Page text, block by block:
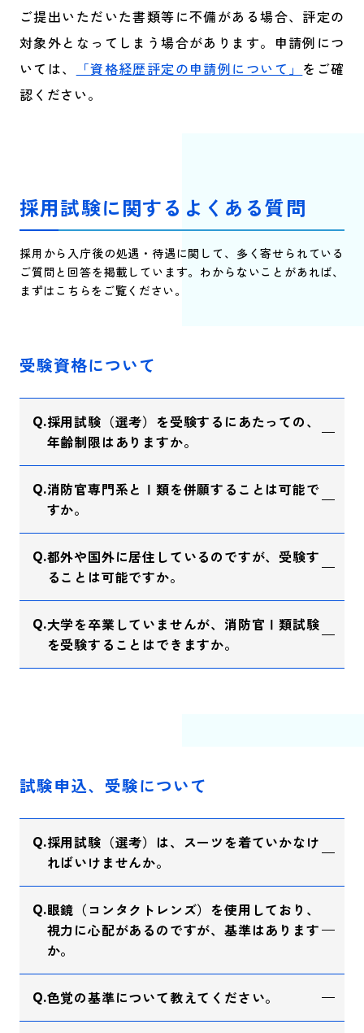
ご提出いただいた書類等に不備がある場合、評定の
対象外となってしまう場合があります。申請例につ
いては、
「資格経歴評定の申請例について」 をご確
認ください。
採用試験に関するよくある質問
採用から入庁後の処遇・待遇に関して、多く寄せられている
ご質問と回答を掲載しています。わからないことがあれば、
まずはこちらをご覧ください。
受験資格について
採用試験（選考）を受験するにあたっての、
年齢制限はありますか。
消防官専門系とⅠ類を併願することは可能で
すか。
都外や国外に居住しているのですが、受験す
ることは可能ですか。
大学を卒業していませんが、消防官Ⅰ類試験
を受験することはできますか。
試験申込、受験について
採用試験（選考）は、スーツを着ていかなけ
ればいけませんか。
眼鏡（コンタクトレンズ）を使用しており、
視力に心配があるのですが、基準はあります
か。
色覚の基準について教えてください。